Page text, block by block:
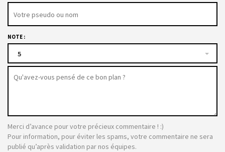
NOTE :
5
Merci d’avance pour votre précieux commentaire ! :)
Pour information, pour éviter les spams, votre commentaire ne sera
publié qu’après validation par nos équipes.